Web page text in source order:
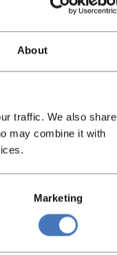
About
traffic. We also share
may combine it with
Marketing